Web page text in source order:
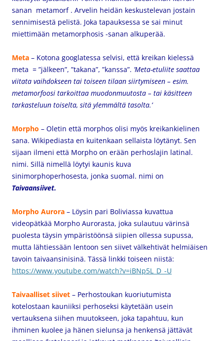
sanan metamorf . Arvelin heidän keskustelevan jostain
sennimisestä pelistä. Joka tapauksessa se sai minut
miettimään metamorphosis -sanan alkuperää.
Meta – Kotona googlatessa selvisi, että kreikan kielessä
meta = ”jälkeen”, ”takana”, ”kanssa”. ’Meta-etuliite saattaa
viitata vaihdokseen tai toiseen tilaan siirtymiseen – esim.
metamorfoosi tarkoittaa muodonmuutosta – tai käsitteen
tarkasteluun toiselta, sitä ylemmältä tasolta.’
Morpho – Oletin että morphos olisi myös kreikankielinen
sana. Wikipediasta en kuitenkaan sellaista löytänyt. Sen
sijaan ilmeni että Morpho on erään perhoslajin latinal.
nimi. Sillä nimellä löytyi kaunis kuva
sinimorphoperhosesta, jonka suomal. nimi on
Taivaansiivet.
Morpho Aurora – Löysin pari Boliviassa kuvattua
videopätkää Morpho Aurorasta, joka sulautuu värinsä
puolesta täysin ympäristöönsä siipien ollessa supussa,
mutta lähtiessään lentoon sen siivet välkehtivät helmiäisen
tavoin taivaansinisinä. Tässä linkki toiseen niistä:
https://www.youtube.com/watch?v=iBNp5L_D_-U
Taivaalliset siivet – Perhostoukan kuoriutumista
kotelostaan kauniiksi perhoseksi käytetään usein
vertauksena siihen muutokseen, joka tapahtuu, kun
ihminen kuolee ja hänen sielunsa ja henkensä jättävät